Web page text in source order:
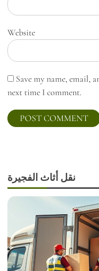
Website
Save my name, email,
next time I comment.
نقل أثاث الفجيرة